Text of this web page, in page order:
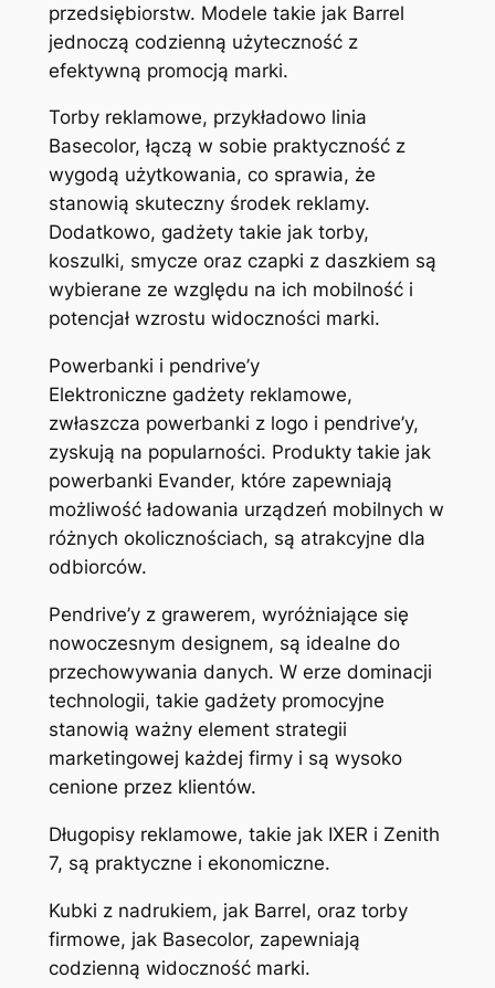
przedsiębiorstw. Modele takie jak Barrel
jednoczą codzienną użyteczność z
efektywną promocją marki.
Torby reklamowe, przykładowo linia
Basecolor, łączą w sobie praktyczność z
wygodą użytkowania, co sprawia, że
stanowią skuteczny środek reklamy.
Dodatkowo, gadżety takie jak torby,
koszulki, smycze oraz czapki z daszkiem są
wybierane ze względu na ich mobilność i
potencjał wzrostu widoczności marki.
Powerbanki i pendrive’y
Elektroniczne gadżety reklamowe,
zwłaszcza powerbanki z logo i pendrive’y,
zyskują na popularności. Produkty takie jak
powerbanki Evander, które zapewniają
możliwość ładowania urządzeń mobilnych w
różnych okolicznościach, są atrakcyjne dla
odbiorców.
Pendrive’y z grawerem, wyróżniające się
nowoczesnym designem, są idealne do
przechowywania danych. W erze dominacji
technologii, takie gadżety promocyjne
stanowią ważny element strategii
marketingowej każdej firmy i są wysoko
cenione przez klientów.
Długopisy reklamowe, takie jak IXER i Zenith
7, są praktyczne i ekonomiczne.
Kubki z nadrukiem, jak Barrel, oraz torby
firmowe, jak Basecolor, zapewniają
codzienną widoczność marki.